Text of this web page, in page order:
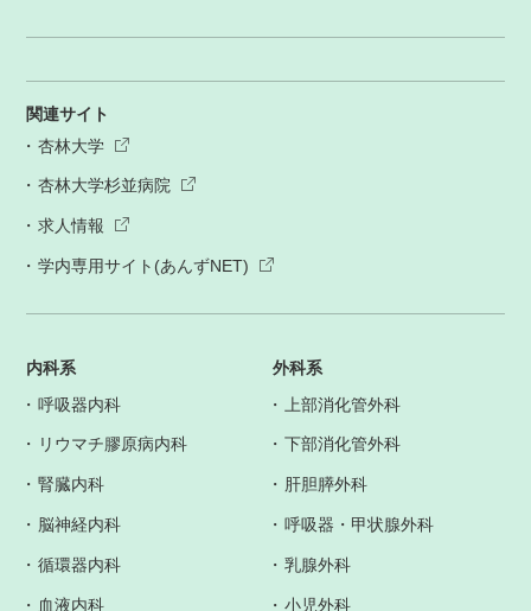
関連サイト
杏林大学
杏林大学杉並病院
求人情報
学内専用サイト(あんずNET)
内科系
呼吸器内科
リウマチ膠原病内科
腎臓内科
脳神経内科
循環器内科
血液内科
外科系
上部消化管外科
下部消化管外科
肝胆膵外科
呼吸器・甲状腺外科
乳腺外科
小児外科